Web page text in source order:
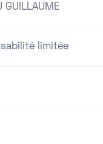
GUILLAUME
limitée